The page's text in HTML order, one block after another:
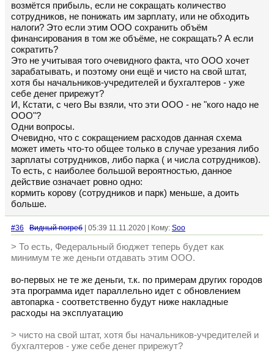
возмётся прибыль, если не сокращать количество
сотрудников, не понижать им зарплату, или не обходить
налоги? Это если этим ООО сохранить объём
финансирования в том же объёме, не сокращать? А если
сократить?
Это не учитывая того очевидного факта, что ООО хочет
зарабатывать, и поэтому они ещё и чисто на свой штат,
хотя бы начальников-учредителей и бухгалтеров - уже
себе денег прирежут?
И, Кстати, с чего Вы взяли, что эти ООО - не "кого надо не
ООО"?
Одни вопросы.
Очевидно, что с сокращением расходов данная схема
может иметь что-то общее только в случае урезания либо
зарплаты сотрудников, либо парка ( и числа сотрудников).
То есть, с наиболее большой вероятностью, данное
действие означает ровно одно:
кормить корову (сотрудников и парк) меньше, а доить
больше.
#36 Видный погреб | 05:39 11.11.2020 | Кому: Soo
> То есть, Федеральный бюджет теперь будет как
минимум те же деньги отдавать этим ООО.
во-первых не те же деньги, т.к. по примерам других городов
эта программа идет параллельно идет с обновлением
автопарка - соответственно будут ниже накладные
расходы на эксплуатацию
> чисто на свой штат, хотя бы начальников-учредителей и
бухгалтеров - уже себе денег прирежут?